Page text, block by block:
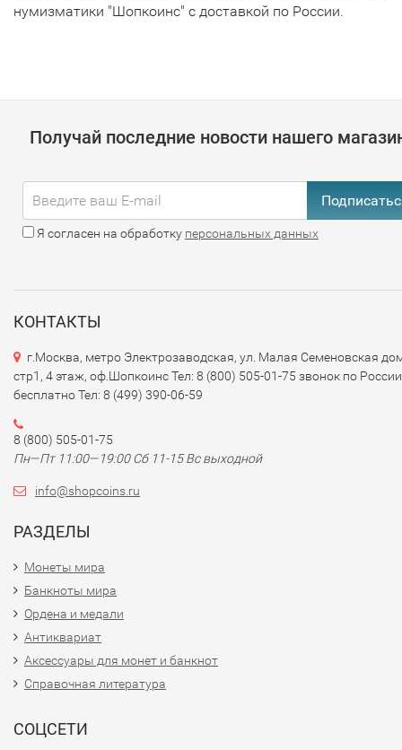
нумизматики "Шопкоинс" с доставкой по России.
Получай последние новости нашего
Я согласен на обработку персональных данных
КОНТАКТЫ
г.Москва, метро Электрозаводская, ул. Малая Семеновская
стр1, 4 этаж, оф.Шопкоинс Тел: 8 (800) 505-01-75 звонок по России
бесплатно Тел: 8 (499) 390-06-59
8 (800) 505-01-75
Пн—Пт 11:00—19:00 Сб 11-15 Вс выходной
info@shopcoins.ru
РАЗДЕЛЫ
Монеты мира
Банкноты мира
Ордена и медали
Антиквариат
Аксессуары для монет и банкнот
Справочная литература
СОЦСЕТИ